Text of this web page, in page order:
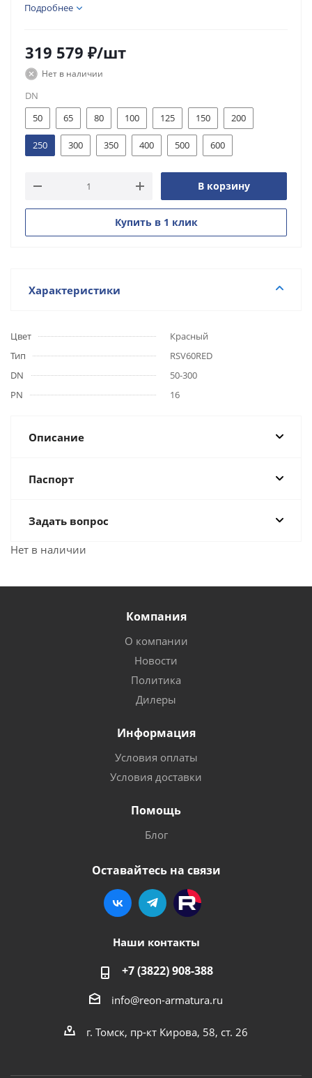
Подробнее
319 579 ₽/шт
Нет в наличии
DN
50
65 80 100 125 150 200
250 300 350 400 500 600
В корзину
Купить в 1 клик
Характеристики
Цвет
Красный
Тип
RSV60RED
DN
50-300
PN
16
Описание
Паспорт
Задать вопрос
Нет в наличии
Компания
О компании
Новости
Политика
Дилеры
Информация
Условия оплаты
Условия доставки
Помощь
Блог
Оставайтесь на связи
Наши контакты
+7 (3822) 908-388
info@reon-armatura.ru
г. Томск, пр-кт Кирова, 58, ст. 26